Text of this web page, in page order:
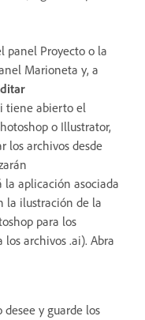
panel Proyecto o la
Marioneta y, a
tiene abierto el
o Illustrator,
los archivos desde
aplicación asociada
la ilustración de la
para los
archivos .ai). Abra
y guarde los